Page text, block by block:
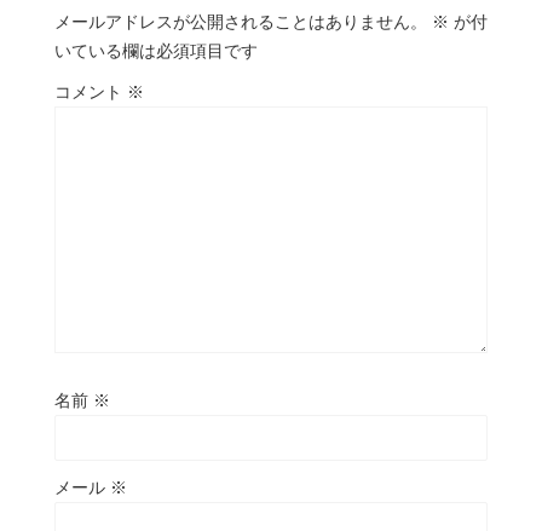
メールアドレスが公開されることはありません。 ※ が付
いている欄は必須項目です
コメント ※
名前 ※
メール ※